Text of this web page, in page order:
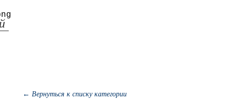
← Вернуться к списку категории